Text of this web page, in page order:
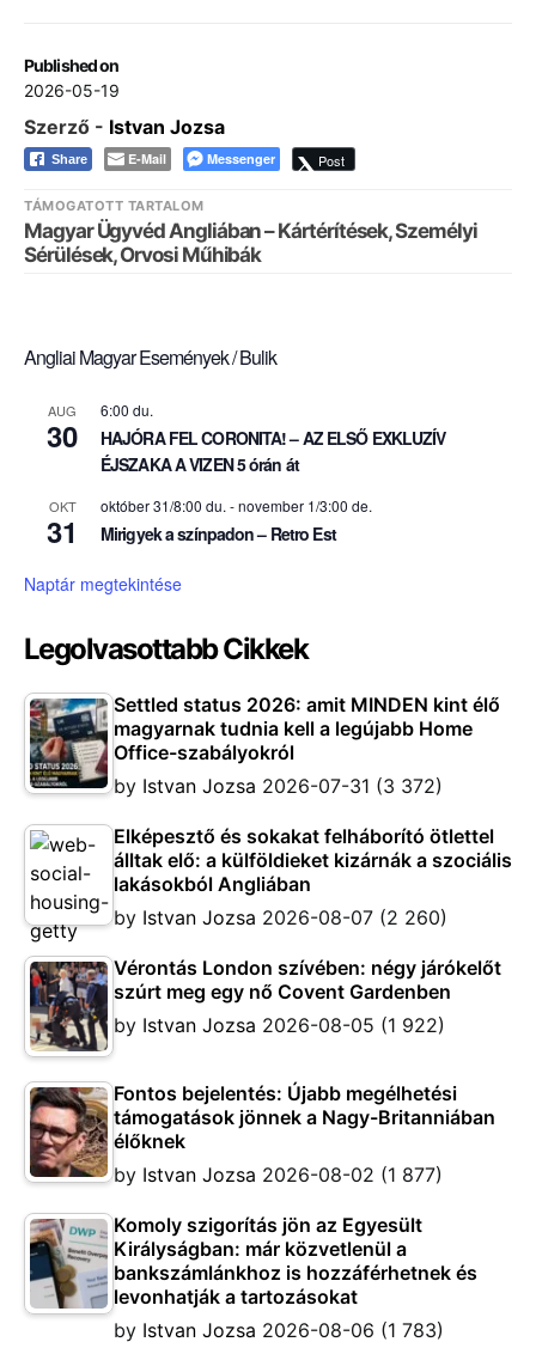
Published on
2026-05-19
Szerző - Istvan Jozsa
Share E-Mail Messenger Post
TÁMOGATOTT TARTALOM
Magyar Ügyvéd Angliában – Kártérítések, Személyi
Sérülések, Orvosi Műhibák
Angliai Magyar Események / Bulik
AUG
30
6:00 du.
HAJÓRA FEL CORONITA! – AZ ELSŐ EXKLUZÍV
ÉJSZAKA A VIZEN 5 órán át
OKT
31
október 31/8:00 du. -november 1/3:00 de.
Mirigyek a színpadon – Retro Est
Naptár megtekintése
Legolvasottabb Cikkek
Settled status 2026: amit MINDEN kint élő
magyarnak tudnia kell a legújabb Home
Office-szabályokról
by Istvan Jozsa 2026-07-31 (3 372)
Elképesztő és sokakat felháborító ötlettel
álltak elő: a külföldieket kizárnák a szociális
lakásokból Angliában
by Istvan Jozsa 2026-08-07 (2 260)
Vérontás London szívében: négy járókelőt
szúrt meg egy nő Covent Gardenben
by Istvan Jozsa 2026-08-05 (1 922)
Fontos bejelentés: Újabb megélhetési
támogatások jönnek a Nagy-Britanniában
élőknek
by Istvan Jozsa 2026-08-02 (1 877)
Komoly szigorítás jön az Egyesült
Királyságban: már közvetlenül a
bankszámlánkhoz is hozzáférhetnek és
levonhatják a tartozásokat
by Istvan Jozsa 2026-08-06 (1 783)